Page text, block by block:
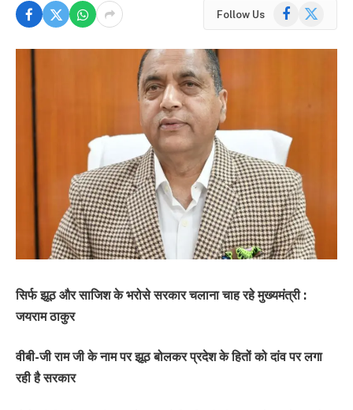
Follow Us Facebook
X
सिर्फ झूठ और साजिश के भरोसे सरकार चलाना चाह रहे मुख्यमंत्री :
जयराम ठाकुर
वीबी-जी राम जी के नाम पर झूठ बोलकर प्रदेश के हितों को दांव पर लगा
रही है सरकार